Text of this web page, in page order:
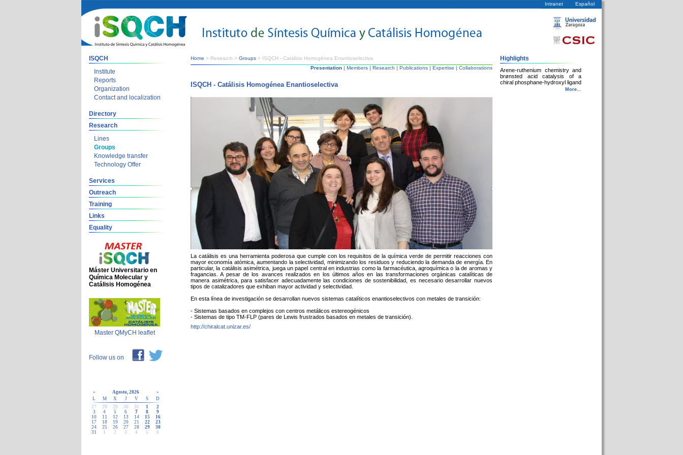
Intranet Español
ISQCH
Institute
Reports
Organization
Contact and localization
Directory
Research
Lines
Groups
Knowledge transfer
Technology Offer
Services
Outreach
Training
Links
Equality
Máster Universitario en
Química Molecular y
Catálisis Homogénea
Master QMyCH leaflet
Follow us on
« Agosto, 2026
»
L
M X J V S
D
27
28 29 30 31 1
2
3
4 5 6 7 8
9
10
11 12 13 14 15
16
17
18 19 20 21 22
23
24
25 26 27 28 29
30
31
1 2 3 4 5 6
Home > Research > Groups > ISQCH - Catálisis Homogénea Enantioselectiva
Presentation | Members | Research | Publications | Expertise | Collaborations
ISQCH - Catálisis Homogénea Enantioselectiva
La catálisis es una herramienta poderosa que cumple con los requisitos de la química verde de permitir reacciones con
mayor economía atómica, aumentando la selectividad, minimizando los residuos y reduciendo la demanda de energía. En
particular, la catálisis asimétrica, juega un papel central en industrias como la farmacéutica, agroquímica o la de aromas y
fragancias. A pesar de los avances realizados en los últimos años en las transformaciones orgánicas catalíticas de
manera asimétrica, para satisfacer adecuadamente las condiciones de sostenibilidad, es necesario desarrollar nuevos
tipos de catalizadores que exhiban mayor actividad y selectividad.
En esta línea de investigación se desarrollan nuevos sistemas catalíticos enantioselectivos con metales de transición:
- Sistemas basados en complejos con centros metálicos estereogénicos
- Sistemas de tipo TM-FLP (pares de Lewis frustrados basados en metales de transición).
http://chiralcat.unizar.es/
Highlights
Arene-ruthenium chemistry and
brønsted acid catalysis of a
chiral phosphane-hydroxyl ligand
More...